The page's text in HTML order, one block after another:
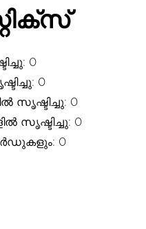
0
0
സൃഷ്ടിച്ചു: 0
സൃഷ്ടിച്ചു: 0
0